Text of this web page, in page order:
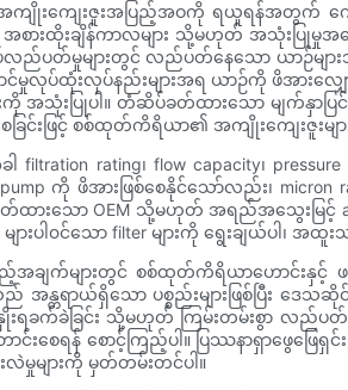
းကျေးဇူးအပြည့်အဝကို ရယူရန်အတွက် ကောင်
းထိုးချိန်ကာလများ သို့မဟုတ် အသုံးပြုမှုအခ
ပတ်မှုများတွင် လည်ပတ်နေသော ယာဉ်မျာ
လုပ်ထုံးလုပ်နည်းများအရ ယာဉ်ကို ဖိအားလျှေ
အသုံးပြုပါ။ တံဆိပ်ခတ်ထားသော မျက်နှာပြ
ခြင်းဖြင့် စစ်ထုတ်ကိရိယာ၏ အကျိုးကျေးဇူးမ
filtration rating၊ flow capacity၊
pump ကို ဖိအားဖြစ်စေနိုင်သော်လည်း၊
းသော OEM သို့မဟုတ် အရည်အသွေးမြင့်
ျားပါ၀င်သော filter များကို ရွေးချယ်ပါ
အချက်များတွင် စစ်ထုတ်ကိရိယာဟောင်းနှ
ည် အန္တရာယ်ရှိသော ပစ္စည်းများဖြစ်ပြီး
ခက်ခဲခြင်း သို့မဟုတ် ကြမ်းတမ်းစွာ လည်ပတ်
င်းစေရန် စောင့်ကြည့်ပါ။ ပြဿနာရှာဖွေဖ
မှုများကို မှတ်တမ်းတင်ပါ။